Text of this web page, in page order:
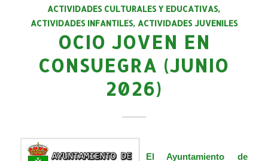
ACTIVIDADES CULTURALES Y EDUCATIVAS,
ACTIVIDADES INFANTILES, ACTIVIDADES JUVENILES
OCIO JOVEN EN
CONSUEGRA (JUNIO
2026)
El Ayuntamiento de